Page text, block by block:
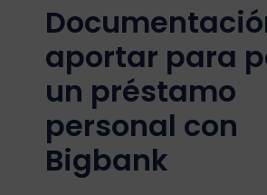
aportar para
un préstamo
personal con
Bigbank